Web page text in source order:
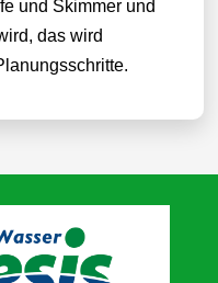
und Skimmer und
das wird